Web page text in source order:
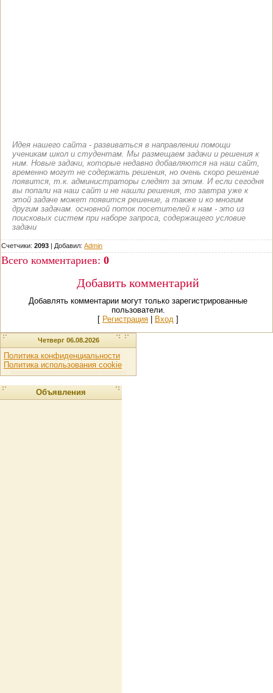
Идея нашего сайта - развиваться в направлении помощи
ученикам школ и студентам. Мы размещаем задачи и решения к
ним. Новые задачи, которые недавно добавляются на наш сайт,
временно могут не содержать решения, но очень скоро решение
появится, т.к. администраторы следят за этим. И если сегодня
вы попали на наш сайт и не нашли решения, то завтра уже к
этой задаче может появится решение, а также и ко многим
другим задачам. основной поток посетителей к нам - это из
поисковых систем при наборе запроса, содержащего условие
задачи
Счетчики: 2093 | Добавил: Admin
Всего комментариев: 0
Добавить комментарий
Добавлять комментарии могут только зарегистрированные
пользователи.
[ Регистрация Вход ]
Четверг 06.08.2026
Политика конфиденциальности
Политика использования cookie
Объявления